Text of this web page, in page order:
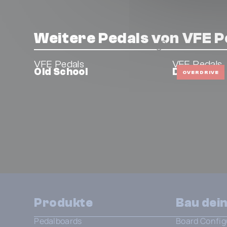
Weitere Pedals von VFE
VFE Pedals
Old School OVERDRIVE
VFE Pedals
Dragon
Produkte
Pedalboards
Bau
Board